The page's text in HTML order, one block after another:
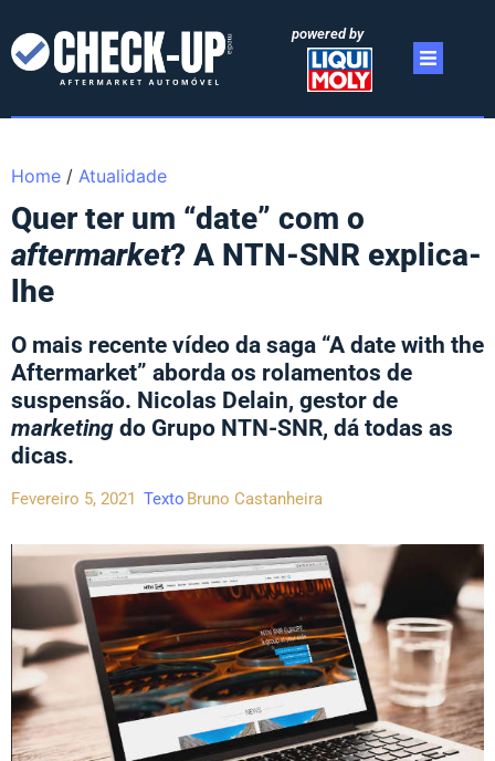
powered by
Home / Atualidade
Quer ter um “date” com o
aftermarket? A NTN-SNR explica-
lhe
O mais recente vídeo da saga “A date with the
Aftermarket” aborda os rolamentos de
suspensão. Nicolas Delain, gestor de
marketing do Grupo NTN-SNR, dá todas as
dicas.
Fevereiro 5, 2021 Texto Bruno Castanheira